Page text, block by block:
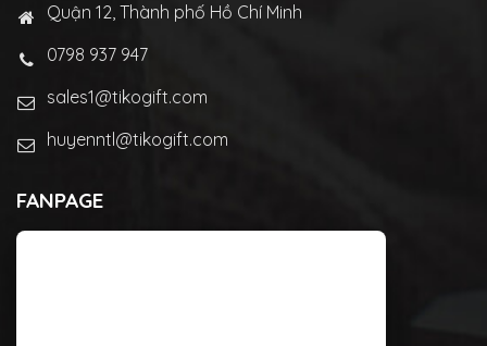
Quận 12, Thành phố Hồ Chí Minh
0798 937 947
sales1@tikogift.com
huyenntl@tikogift.com
FANPAGE